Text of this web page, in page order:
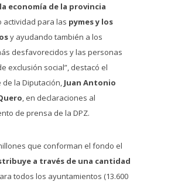
economía de la provincia
actividad para las pymes y los
y ayudando también a los
desfavorecidos y las personas
exclusión social”, destacó el
la Diputación, Juan Antonio
, en declaraciones al
de prensa de la DPZ.
que conforman el fondo el
a través de una cantidad
todos los ayuntamientos (13.600